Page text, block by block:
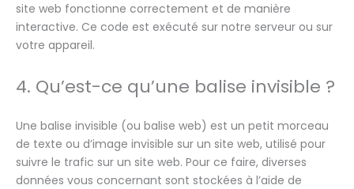
site web fonctionne correctement et de manière
interactive. Ce code est exécuté sur notre serveur ou sur
votre appareil.
4. Qu’est-ce qu’une balise invisible ?
Une balise invisible (ou balise web) est un petit morceau
de texte ou d’image invisible sur un site web, utilisé pour
suivre le trafic sur un site web. Pour ce faire, diverses
données vous concernant sont stockées à l’aide de